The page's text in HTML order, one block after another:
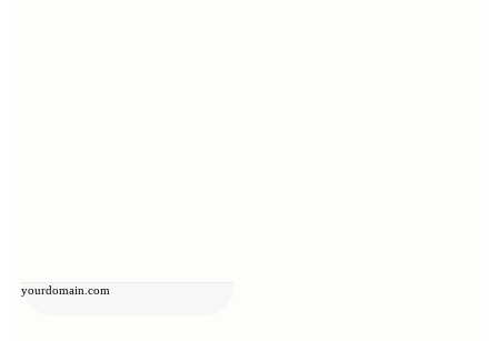
yourdomain.com